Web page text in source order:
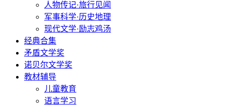
人物传记·旅行见闻
军事科学·历史地理
现代文学·励志鸡汤
经典合集
矛盾文学奖
诺贝尔文学奖
教材辅导
儿童教育
语言学习